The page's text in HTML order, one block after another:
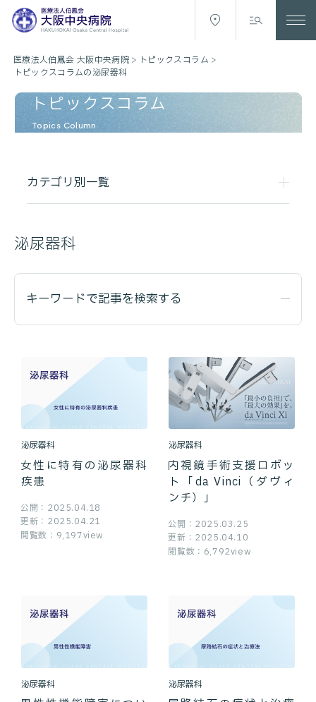
医療法人伯鳳会 大阪中央病院> トピックスコラム >
トピックスコラムの泌尿器科
トピックスコラム
Topics Column
カテゴリ別一覧
泌尿器科
キーワードで記事を検索する
泌尿器科
女性に特有の泌尿器科
疾患
公開：2025.04.18
更新：2025.04.21
閲覧数：9,197view
泌尿器科
内視鏡手術支援ロボッ
ト「da Vinci（ダヴィ
ンチ）」
公開：2025.03.25
更新：2025.04.10
閲覧数：6,792view
泌尿器科 泌尿器科